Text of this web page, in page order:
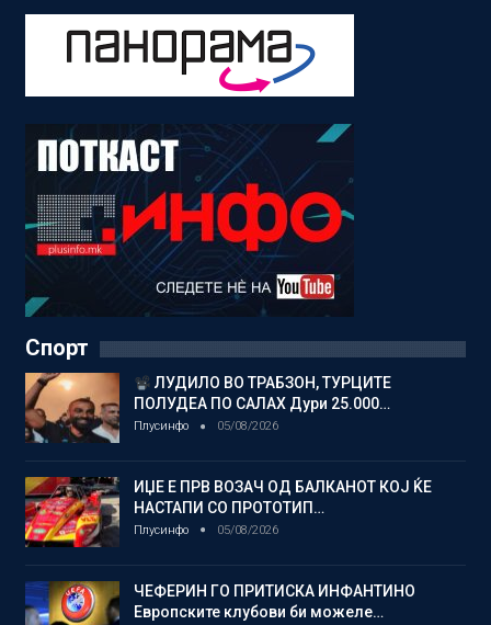
Спорт
ЛУДИЛО ВО ТРАБЗОН, ТУРЦИТЕ
ПОЛУДЕА ПО САЛАХ Дури 25.000…
Плусинфо 05/08/2026
ИЏЕ Е ПРВ ВОЗАЧ ОД БАЛКАНОТ КОЈ ЌЕ
НАСТАПИ СО ПРОТОТИП…
Плусинфо 05/08/2026
ЧЕФЕРИН ГО ПРИТИСКА ИНФАНТИНО
Европските клубови би можеле…